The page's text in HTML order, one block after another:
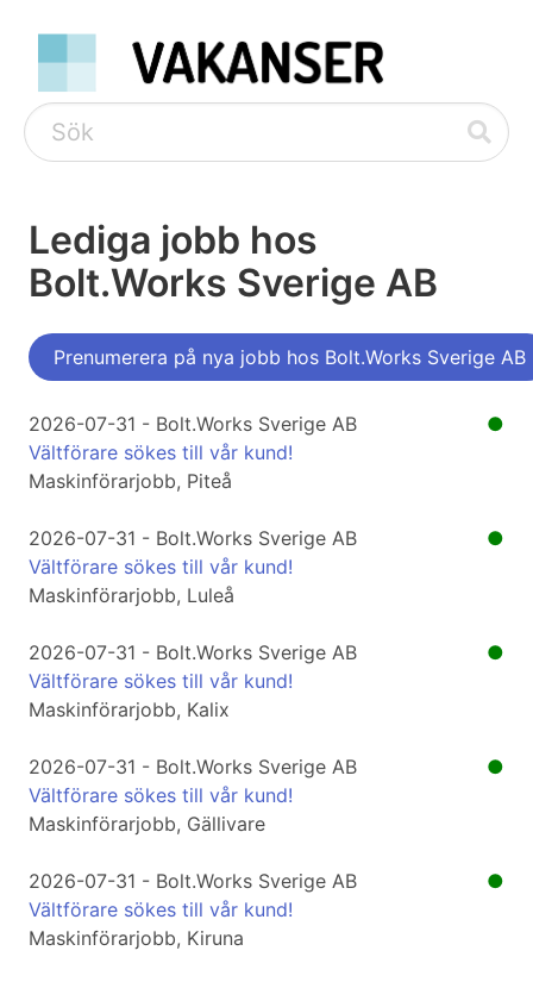
Lediga jobb hos
Bolt.Works Sverige AB
Prenumerera på nya jobb hos Bolt.Works Sverige AB
●
2026-07-31 - Bolt.Works Sverige AB
Vältförare sökes till vår kund!
Maskinförarjobb, Piteå
●
2026-07-31 - Bolt.Works Sverige AB
Vältförare sökes till vår kund!
Maskinförarjobb, Luleå
●
2026-07-31 - Bolt.Works Sverige AB
Vältförare sökes till vår kund!
Maskinförarjobb, Kalix
●
2026-07-31 - Bolt.Works Sverige AB
Vältförare sökes till vår kund!
Maskinförarjobb, Gällivare
●
2026-07-31 - Bolt.Works Sverige AB
Vältförare sökes till vår kund!
Maskinförarjobb, Kiruna